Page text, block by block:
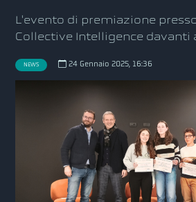
L'evento di premiazione
Collective Intelligence davanti
NEWS 24 Gennaio 2025, 16:36